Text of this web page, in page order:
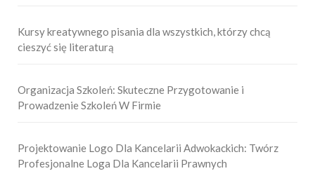
Kursy kreatywnego pisania dla wszystkich, którzy chcą
cieszyć się literaturą
Organizacja Szkoleń: Skuteczne Przygotowanie i
Prowadzenie Szkoleń W Firmie
Projektowanie Logo Dla Kancelarii Adwokackich: Twórz
Profesjonalne Loga Dla Kancelarii Prawnych